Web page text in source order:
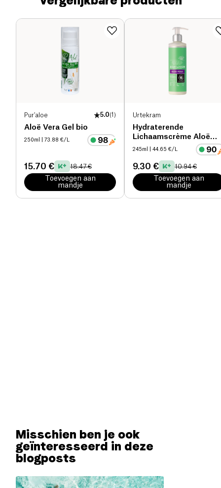
Pur'aloe 5.0(1 )
Aloë Vera Gel bio
250ml | 73.88 €/L
15.70 € 18.47 €
Toevoegen aan
mandje
Urtekram
Hydraterende
Lichaamscrème Aloë
Vera bio
245ml | 44.65 €/L
9.30 € 10.94 €
Toevoegen aan
mandje
Misschien ben je ook
geïnteresseerd in deze
blogposts